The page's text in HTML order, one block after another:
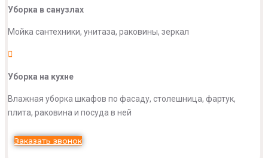
Уборка в санузлах
Мойка сантехники, унитаза, раковины, зеркал
Уборка на кухне
Влажная уборка шкафов по фасаду, столешница, фартук,
плита, раковина и посуда в ней
Заказать звонок